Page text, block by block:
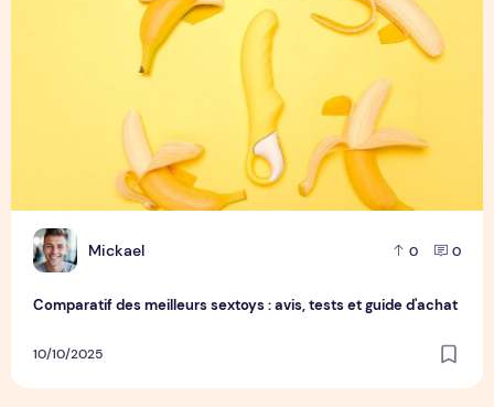
M Mickael 0 0
Comparatif des meilleurs sextoys : avis, tests et guide d'achat
10/10/2025